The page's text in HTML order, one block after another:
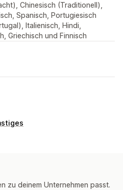
Chinesisch (Traditionell),
Spanisch, Portugiesisch
Italienisch, Hindi,
Griechisch und Finnisch
zu deinem Unternehmen passt.